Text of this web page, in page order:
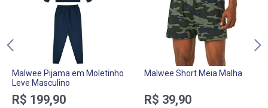
Malwee Pijama em Moletinho
Leve Masculino
R$ 199,90
Malwee Short Meia Malha
R$ 39,90